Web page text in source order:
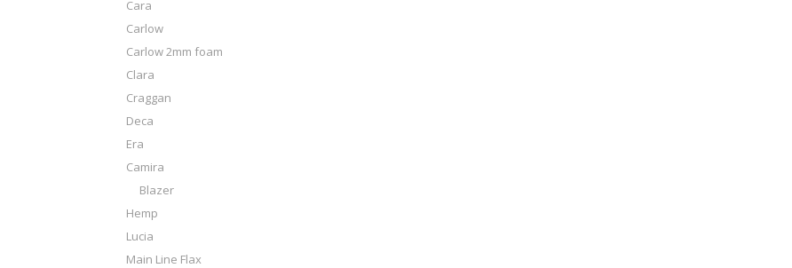
Cara
Carlow
Carlow 2mm foam
Clara
Craggan
Deca
Era
Camira
Blazer
Hemp
Lucia
Main Line Flax